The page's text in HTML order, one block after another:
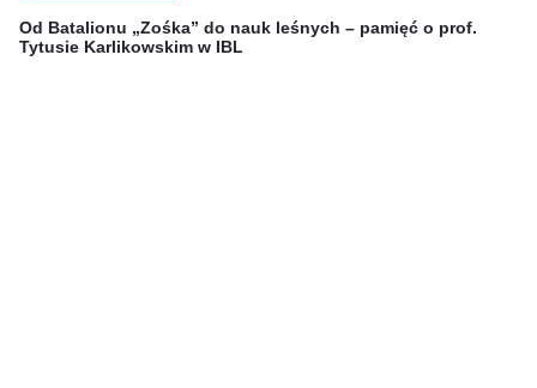
Od Batalionu „Zośka” do nauk leśnych – pamięć o prof.
Tytusie Karlikowskim w IBL